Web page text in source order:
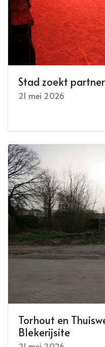
Stad zoekt
21 mei 2026
Torhout en
Blekerijsite